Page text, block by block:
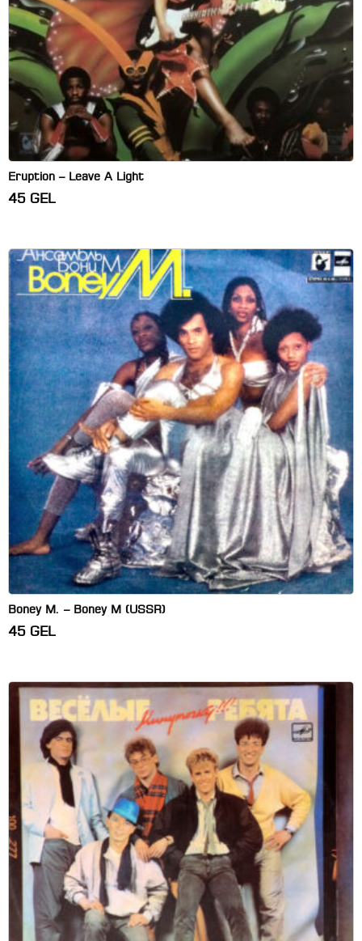
Eruption – Leave A Light
45 GEL
Boney M. – Boney M (USSR)
45 GEL